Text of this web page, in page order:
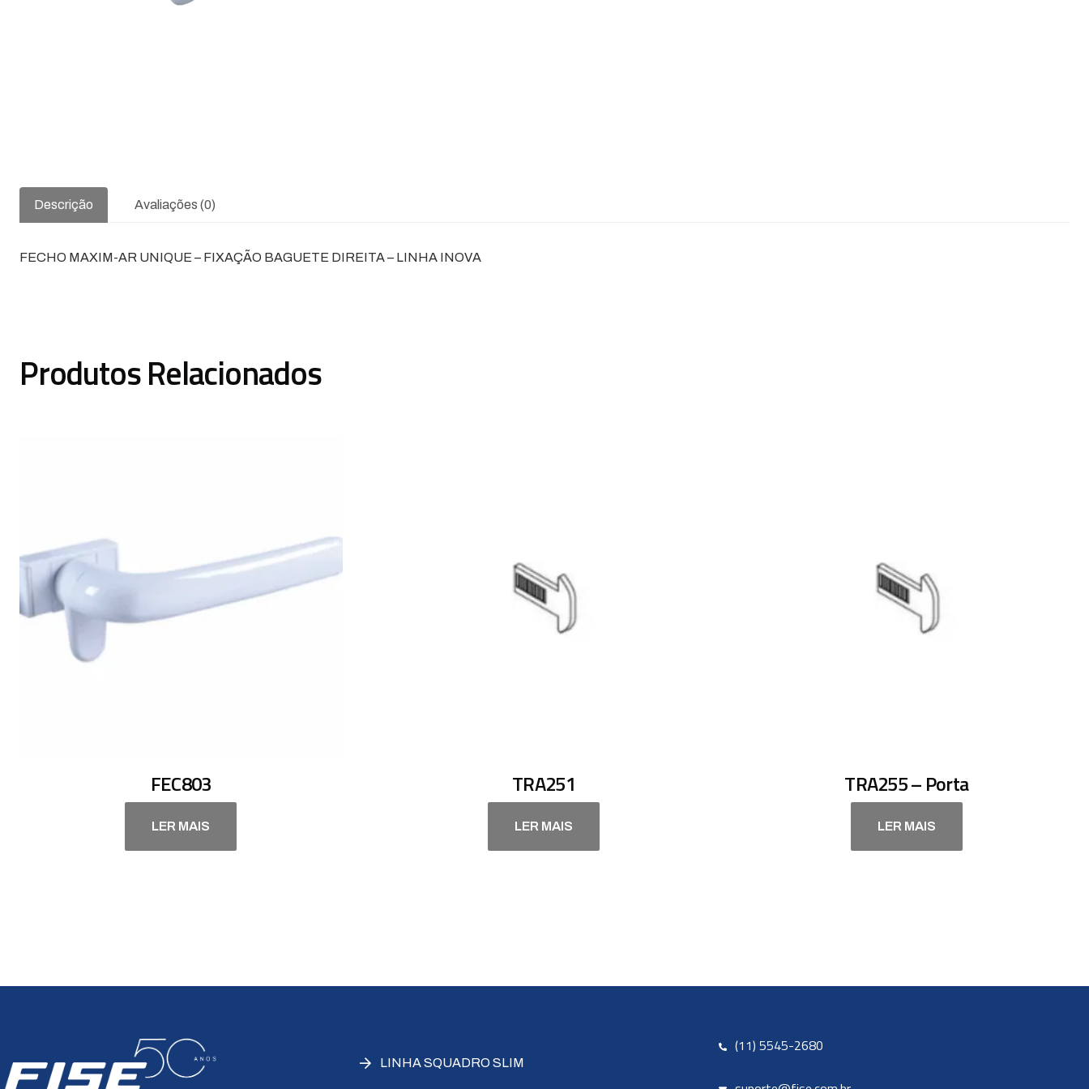
Descrição Avaliações (0)
FECHO MAXIM-AR UNIQUE – FIXAÇÃO BAGUETE DIREITA – LINHA INOVA
Produtos Relacionados
FEC803
LER MAIS
TRA251
LER MAIS
TRA255 – Porta
LER MAIS
LINHA SQUADRO SLIM
(11) 5545-2680